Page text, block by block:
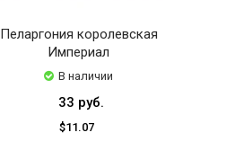
Пеларгония королевская
Империал
В наличии
33 руб.
$11.07